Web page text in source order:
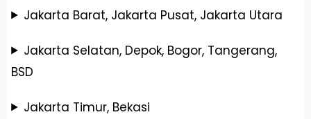
Jakarta Barat, Jakarta Pusat, Jakarta Utara
Jakarta Selatan, Depok, Bogor, Tangerang,
BSD
Jakarta Timur, Bekasi